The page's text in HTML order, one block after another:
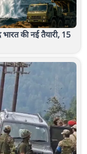
की नई तैयारी, 15